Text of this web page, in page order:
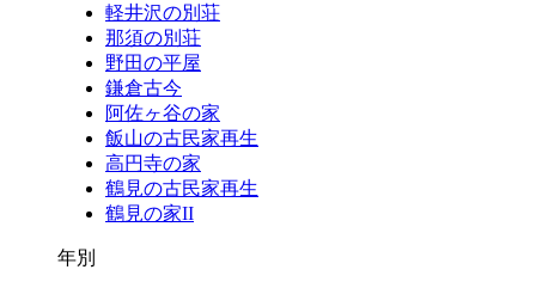
軽井沢の別荘
那須の別荘
野田の平屋
鎌倉古今
阿佐ヶ谷の家
飯山の古民家再生
高円寺の家
鶴見の古民家再生
鶴見の家II
年別